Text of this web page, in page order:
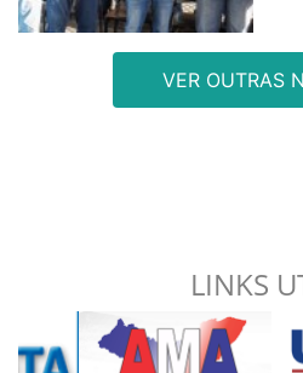
VER OUTRAS
LINKS